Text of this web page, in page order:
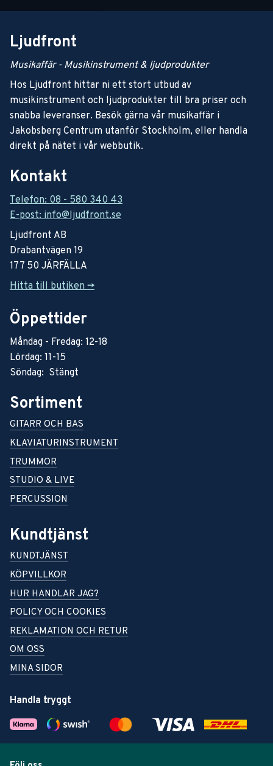
Ljudfront
Musikaffär - Musikinstrument & ljudprodukter
Hos Ljudfront hittar ni ett stort utbud av
musikinstrument och ljudprodukter till bra priser och
snabba leveranser. Besök gärna vår musikaffär i
Jakobsberg Centrum utanför Stockholm, eller handla
direkt på nätet i vår webbutik.
Kontakt
Telefon: 08 - 580 340 43
E-post: info@ljudfront.se
Ljudfront AB
Drabantvägen 19
177 50 JÄRFÄLLA
Hitta till butiken ->
Öppettider
Måndag - Fredag: 12-18
Lördag: 11-15
Söndag: Stängt
Sortiment
GITARR OCH BAS
KLAVIATURINSTRUMENT
TRUMMOR
STUDIO & LIVE
PERCUSSION
Kundtjänst
KUNDTJÄNST
KÖPVILLKOR
HUR HANDLAR JAG?
POLICY OCH COOKIES
REKLAMATION OCH RETUR
OM OSS
MINA SIDOR
Handla tryggt